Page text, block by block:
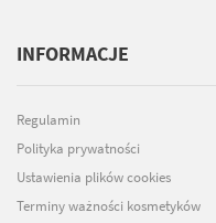
INFORMACJE
Regulamin
Polityka prywatności
Ustawienia plików cookies
Terminy ważności kosmetyków